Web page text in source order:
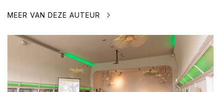
MEER VAN DEZE AUTEUR